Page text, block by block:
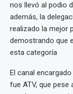
nos llevó al podio
además, la
realizado la mejor
demostrando que
esta categoría
El canal
fue ATV, que